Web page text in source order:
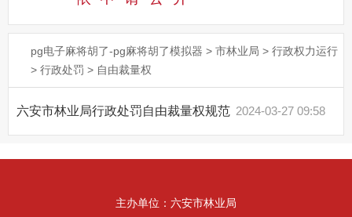
pg电子麻将胡了-pg麻将胡了模拟器 > 市林业局 > 行政权力运行
> 行政处罚 > 自由裁量权
六安市林业局行政处罚自由裁量权规范 2024-03-27 09:58
主办单位：六安市林业局